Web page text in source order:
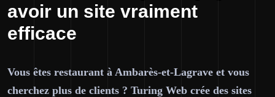
avoir un site vraiment
efficace
Vous êtes restaurant à Ambarès-et-Lagrave et vous
cherchez plus de clients ? Turing Web crée des sites